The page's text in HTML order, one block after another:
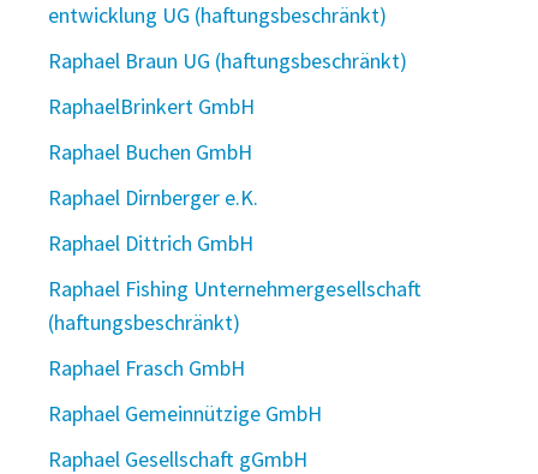
entwicklung UG (haftungsbeschränkt)
Raphael Braun UG (haftungsbeschränkt)
RaphaelBrinkert GmbH
Raphael Buchen GmbH
Raphael Dirnberger e.K.
Raphael Dittrich GmbH
Raphael Fishing Unternehmergesellschaft
(haftungsbeschränkt)
Raphael Frasch GmbH
Raphael Gemeinnützige GmbH
Raphael Gesellschaft gGmbH